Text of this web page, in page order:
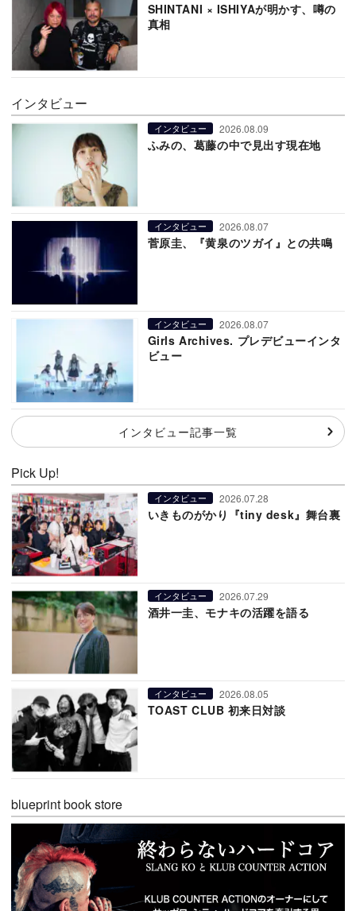
SHINTANI × ISHIYAが明かす、噂の
真相
インタビュー
インタビュー 2026.08.09
ふみの、葛藤の中で見出す現在地
インタビュー 2026.08.07
菅原圭、『黄泉のツガイ』との共鳴
インタビュー 2026.08.07
Girls Archives. プレデビューインタ
ビュー
インタビュー記事一覧
Pick Up!
インタビュー 2026.07.28
いきものがかり『tiny desk』舞台裏
インタビュー 2026.07.29
酒井一圭、モナキの活躍を語る
インタビュー 2026.08.05
TOAST CLUB 初来日対談
blueprint book store